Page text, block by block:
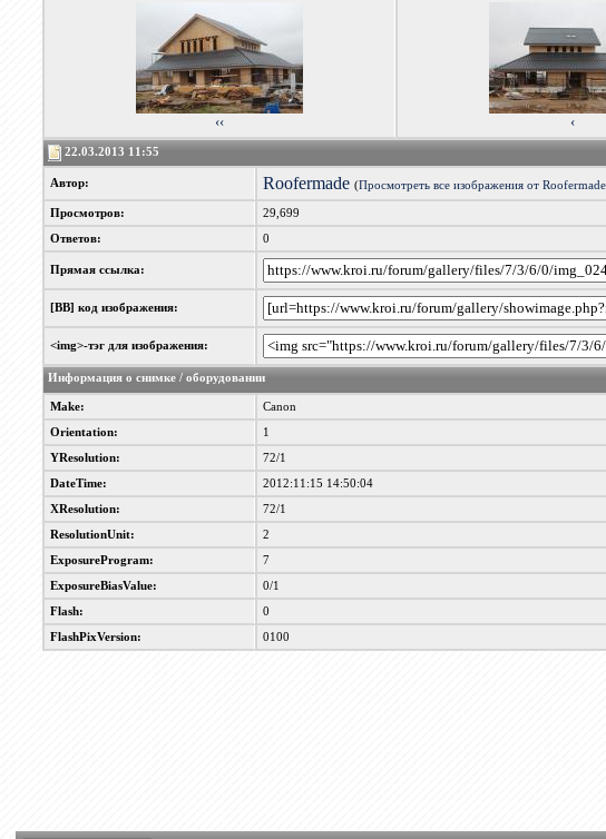
‹‹ ‹
22.03.2013 11:55
Автор: Roofermade (Просмотреть все изображения от Roofermade
Просмотров: 29,699
Ответов: 0
Прямая ссылка:
[BB] код изображения:
<img>-тэг для изображения:
Информация о снимке / оборудовании
Make: Canon
Orientation: 1
YResolution: 72/1
DateTime: 2012:11:15 14:50:04
XResolution: 72/1
ResolutionUnit: 2
ExposureProgram: 7
ExposureBiasValue: 0/1
Flash: 0
FlashPixVersion: 0100